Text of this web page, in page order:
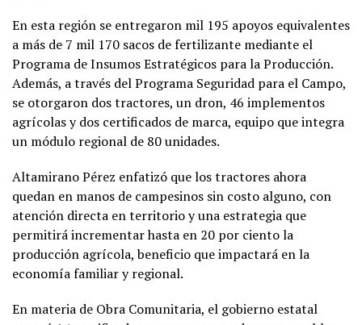
En esta región se entregaron mil 195 apoyos equivalentes
a más de 7 mil 170 sacos de fertilizante mediante el
Programa de Insumos Estratégicos para la Producción.
Además, a través del Programa Seguridad para el Campo,
se otorgaron dos tractores, un dron, 46 implementos
agrícolas y dos certificados de marca, equipo que integra
un módulo regional de 80 unidades.
Altamirano Pérez enfatizó que los tractores ahora
quedan en manos de campesinos sin costo alguno, con
atención directa en territorio y una estrategia que
permitirá incrementar hasta en 20 por ciento la
producción agrícola, beneficio que impactará en la
economía familiar y regional.
En materia de Obra Comunitaria, el gobierno estatal